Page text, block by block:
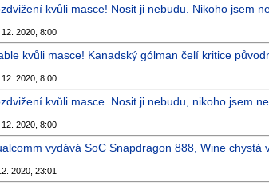
kvůli masce! Nosit ji nebudu. Nikoho jsem
12. 2020, 8:00
kvůli masce! Kanadský gólman čelí kritice
12. 2020, 8:00
kvůli masce. Nosit ji nebudu, nikoho jsem
12. 2020, 8:00
vydává SoC Snapdragon 888, Wine chystá
2020, 23:01